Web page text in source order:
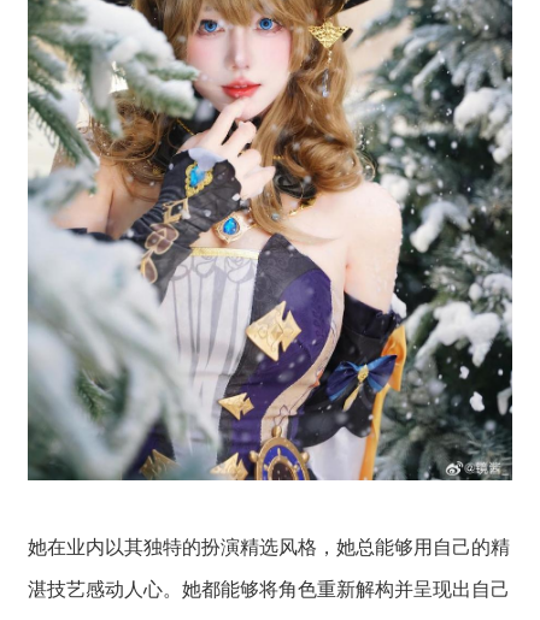
她在业内以其独特的扮演精选风格，她总能够用自己的精
湛技艺感动人心。她都能够将角色重新解构并呈现出自己